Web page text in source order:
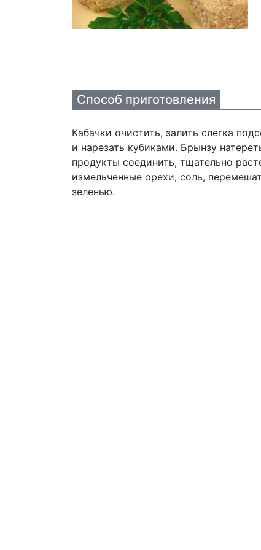
Способ приготовления
Кабачки очистить, залить слегка
и нарезать кубиками. Брынзу
продукты соединить, тщательно
измельченные орехи, соль,
зеленью.